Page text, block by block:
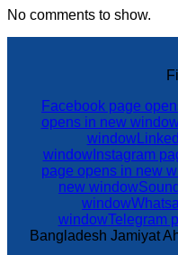
No comments to show.
Facebook page
opens in new
window
windowInstagram
page opens in new
new window
window
windowTelegram
Bangladesh Jamiyat